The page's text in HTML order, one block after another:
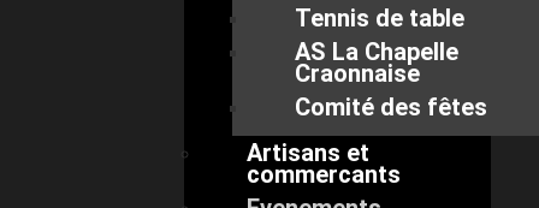
Tennis de table
AS La Chapelle
Craonnaise
Comité des fêtes
Artisans et
commercants